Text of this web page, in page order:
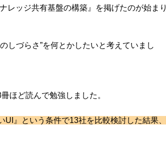
レッジ共有基盤の構築』を掲げたのが始まり
しづらさ”を何とかしたいと考えていまし
ほど読んで勉強しました。
UI』という条件で13社を比較検討した結果、